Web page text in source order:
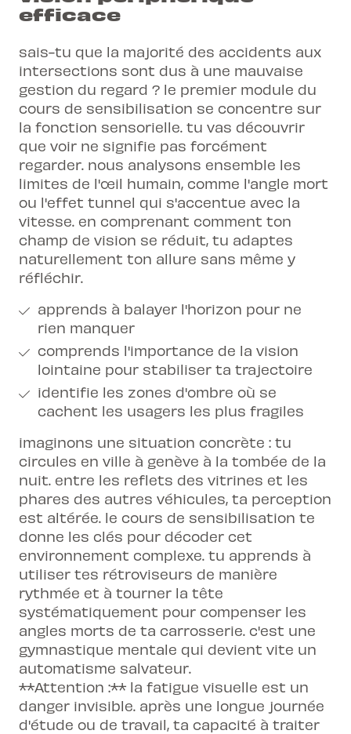
efficace
sais-tu que la majorité des accidents aux
intersections sont dus à une mauvaise
gestion du regard ? le premier module du
cours de sensibilisation se concentre sur
la fonction sensorielle. tu vas découvrir
que voir ne signifie pas forcément
regarder. nous analysons ensemble les
limites de l'œil humain, comme l'angle mort
ou l'effet tunnel qui s'accentue avec la
vitesse. en comprenant comment ton
champ de vision se réduit, tu adaptes
naturellement ton allure sans même y
réfléchir.
apprends à balayer l'horizon pour ne
rien manquer
comprends l'importance de la vision
lointaine pour stabiliser ta trajectoire
identifie les zones d'ombre où se
cachent les usagers les plus fragiles
imaginons une situation concrète : tu
circules en ville à genève à la tombée de la
nuit. entre les reflets des vitrines et les
phares des autres véhicules, ta perception
est altérée. le cours de sensibilisation te
donne les clés pour décoder cet
environnement complexe. tu apprends à
utiliser tes rétroviseurs de manière
rythmée et à tourner la tête
systématiquement pour compenser les
angles morts de ta carrosserie. c'est une
gymnastique mentale qui devient vite un
automatisme salvateur.
**Attention :** la fatigue visuelle est un
danger invisible. après une longue journée
d'étude ou de travail, ta capacité à traiter